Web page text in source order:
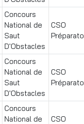
Concours
National de
Saut
D'Obstacles
CSO
Concours
National de
Saut
D'Obstacles
CSO
Concours
National de
CSO